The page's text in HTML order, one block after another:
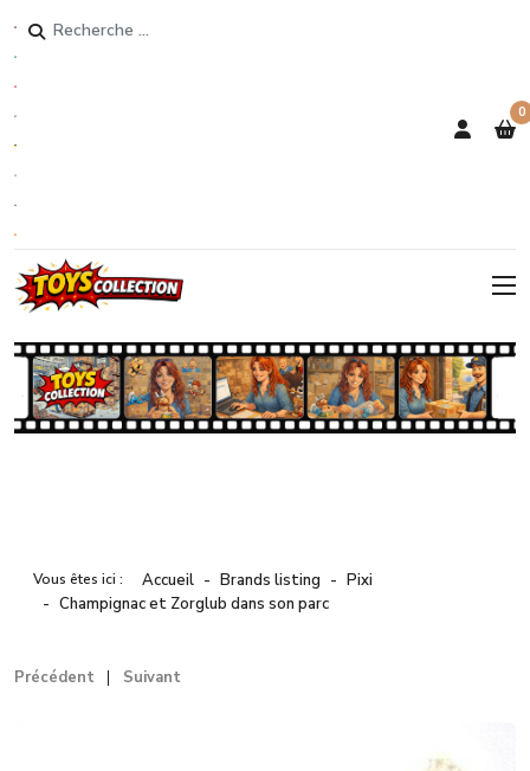
Rechercher
0
Vous êtes ici : Accueil Brands listing
Pixi
Champignac et Zorglub dans son parc
Précédent Suivant